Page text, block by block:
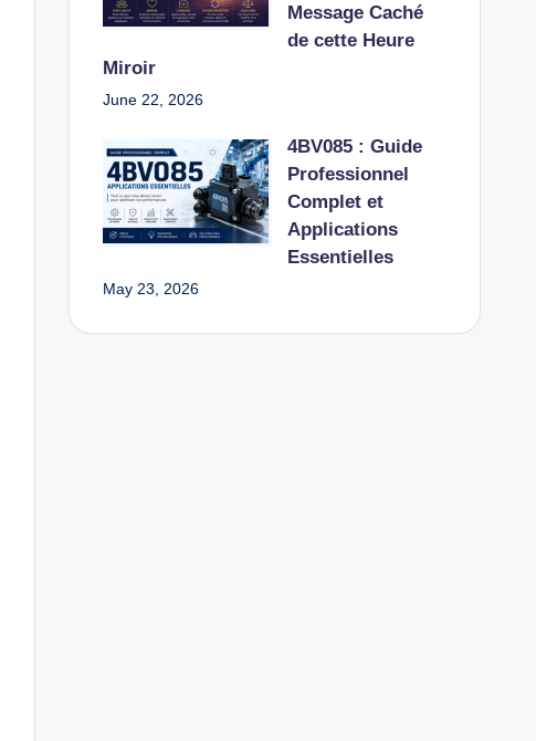
Message Caché
de cette Heure
Miroir
June 22, 2026
4BV085 : Guide
Professionnel
Complet et
Applications
Essentielles
May 23, 2026